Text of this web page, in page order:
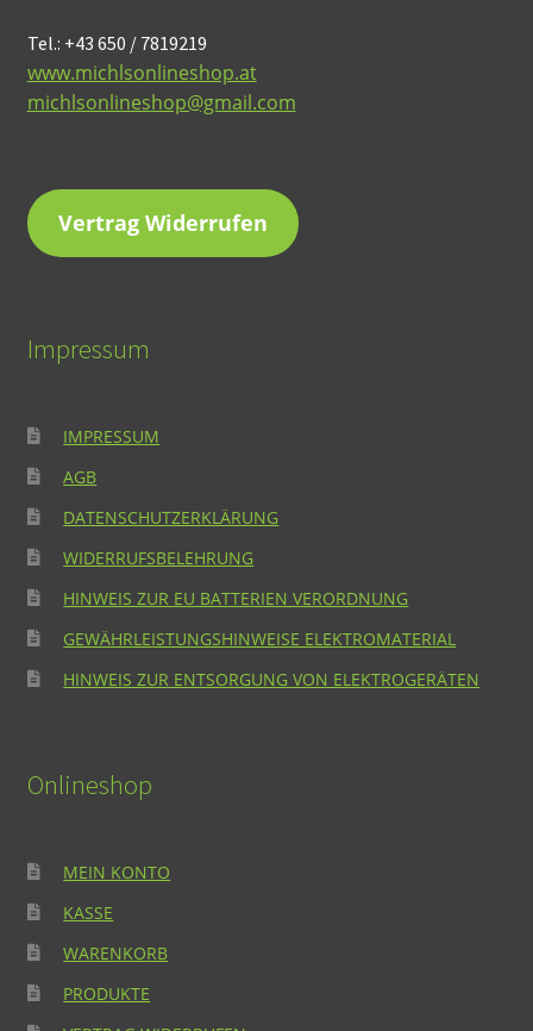
Tel.: +43 650 / 7819219
www.michlsonlineshop.at
michlsonlineshop@gmail.com
Vertrag Widerrufen
Impressum
IMPRESSUM
AGB
DATENSCHUTZERKLÄRUNG
WIDERRUFSBELEHRUNG
HINWEIS ZUR EU BATTERIEN VERORDNUNG
GEWÄHRLEISTUNGSHINWEISE ELEKTROMATERIAL
HINWEIS ZUR ENTSORGUNG VON ELEKTROGERÄTEN
Onlineshop
MEIN KONTO
KASSE
WARENKORB
PRODUKTE